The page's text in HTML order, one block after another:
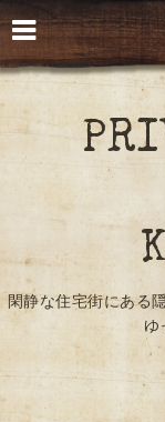
閑静な住宅街にある
ゆ